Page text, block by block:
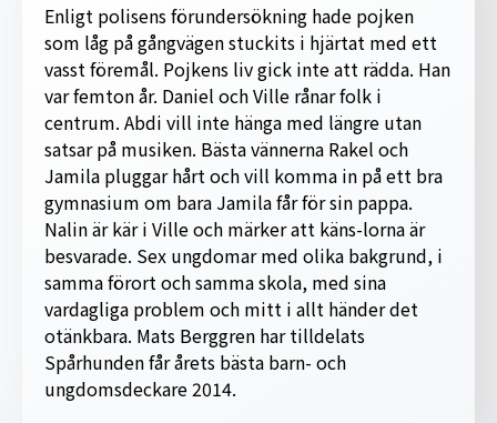
Enligt polisens förundersökning hade pojken
som låg på gångvägen stuckits i hjärtat med ett
vasst föremål. Pojkens liv gick inte att rädda. Han
var femton år. Daniel och Ville rånar folk i
centrum. Abdi vill inte hänga med längre utan
satsar på musiken. Bästa vännerna Rakel och
Jamila pluggar hårt och vill komma in på ett bra
gymnasium om bara Jamila får för sin pappa.
Nalin är kär i Ville och märker att käns-lorna är
besvarade. Sex ungdomar med olika bakgrund, i
samma förort och samma skola, med sina
vardagliga problem och mitt i allt händer det
otänkbara. Mats Berggren har tilldelats
Spårhunden får årets bästa barn- och
ungdomsdeckare 2014.